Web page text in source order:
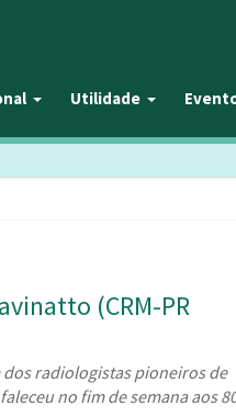
Utilidade
(CRM-PR
dos radiologistas pioneiros de
no fim de semana aos